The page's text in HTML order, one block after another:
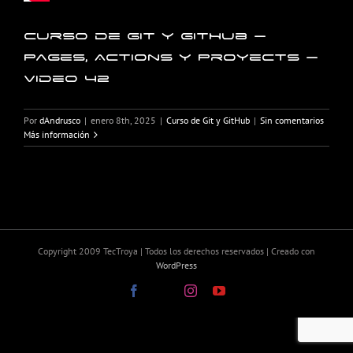
Curso de Git y GitHub –
Pages, Actions y Proyects –
Video 42
Por dAndrusco | enero 8th, 2025 | Curso de Git y GitHub | Sin comentarios
Más información
Copyright 2009 TecTroya | Todos los derechos reservados | Creado con
WordPress
Facebook InstagramYouTube